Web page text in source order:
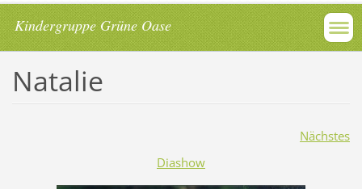
Kindergruppe Grüne Oase
Natalie
Nächstes
Diashow